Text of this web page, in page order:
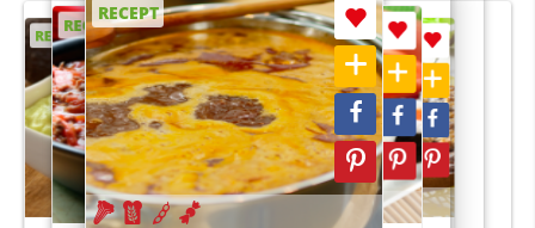
RECEPT
RECEPT
RECEPT
RECEPT
RECEPT